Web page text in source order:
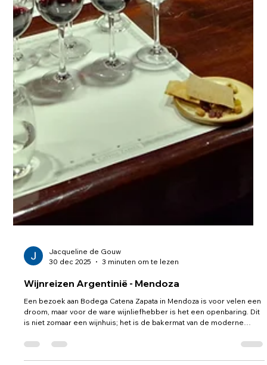
Jacqueline de Gouw
30 dec 2025
3 minuten om te lezen